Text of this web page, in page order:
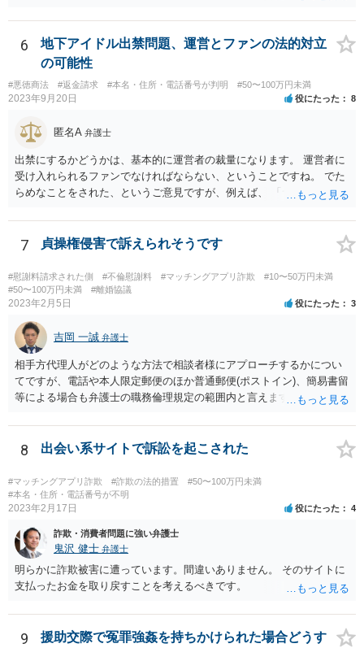
護士から通知書をおくっても返事がない、低い金額しか返金を提案し
てこない場合、裁判所に提訴することを検討する必要があります。 セ
ンターの方で、消費者事件を取り扱っている弁護士の紹介を受けられ
ないか一度確認してみてください。
6
地下アイドル出禁問題、運営とファンの法的対立
の可能性
#悪徳商法 #返金請求 #本名・住所・電話番号が判明 #50〜100万円未満
2023年9月20日 役にたった 8
匿名A 弁護士
出禁にするかどうかは、基本的に運営者の裁量になります。 運営者に
受け入れられるファンでなければならない、ということですね。 でた
らめなことをされた、というご意見ですが、例えば、 「サービスを購
た事情があったのでしょうか。 公表するにしても、見る人に受け入れ
られる内容のものでなければなりません。 そうでなければ、逆に、あ
なたが、民事上又は刑事上の責任を負う恐れがあります。 重々ご注意
なさいますよう。
7 貞操権侵害で訴えられそうです
#慰謝料請求された側 #不倫慰謝料 #マッチングアプリ詐欺
#10〜50万円未満
#50〜100万円未満
#離婚協議
2023年2月5日 役にたった 3
吉岡 一誠 弁護士
相手方代理人がどのような方法で相談者様にアプローチするかについ
てですが、電話や本人限定郵便のほか普通郵便(ポストイン)、簡易書留
等による場合も弁護士の職務倫理規定の範囲内と言えますので、必ず
が弁護士に依頼するより前に、先んじて相談者様が弁護士に依頼をす
る場合、相手方代理人は相談者様の代理人弁護士を飛び越えて相談者
様の自宅に書面を郵送することが職務倫理上許されなくなる(懲戒処分
の対象になり得る)ため、家族にバレてしまうことを回避したいという
ご意向であれば、早めに弁護士に依頼をするというのも一つかと思い
ます(もちろん、このまま何事もなく終結する可能性もあるでしょうか
ら、藪蛇になるリスクもあるところではありますが)。 相手方がある話
ではあるので、最終的な和解の見通しは何とも言えませんが、弁護士
に依頼することで低額での和解に至れるということもあるでしょう。
8 出会い系サイトで訴訟を起こされた
#マッチングアプリ詐欺 #詐欺の法的措置
#50〜100万円未満
#本名・住所・電話番号が不明
2023年2月17日 役にたった 4
詐欺・消費者問題に強い弁護士
鬼沢 健士 弁護士
明らかに詐欺被害に遭っています。間違いありません。 そのサイトに
支払ったお金を取り戻すことを考えるべきです。
9
援助交際で冤罪強姦を持ちかけられた場合どうす